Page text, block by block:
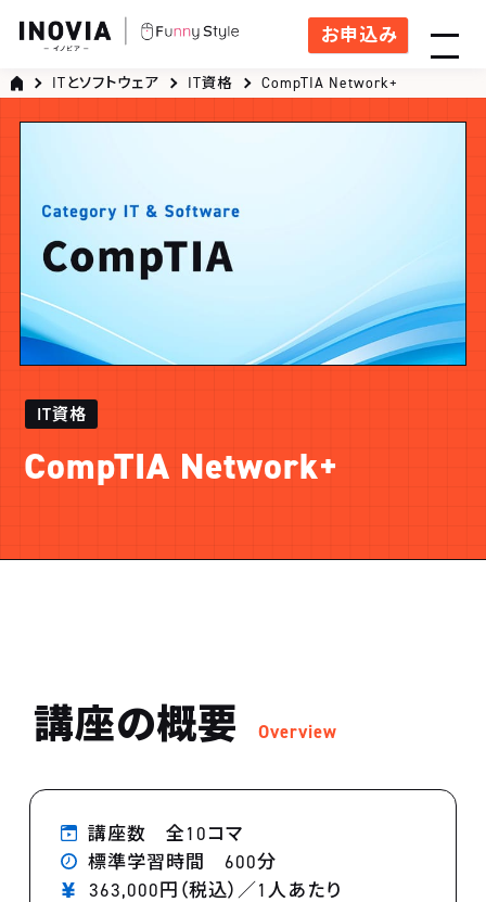
お申込み
ITとソフトウェア IT資格 CompTIA Network+
IT資格
CompTIA Network+
講座の概要 Overview
講座数 全10コマ
標準学習時間 600分
363,000円（税込）／1人あたり